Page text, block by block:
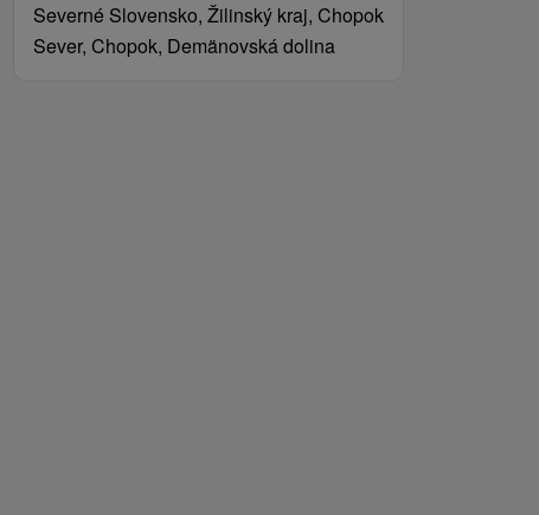
Severné Slovensko, Žilinský kraj, Chopok
Sever, Chopok, Demänovská dolina